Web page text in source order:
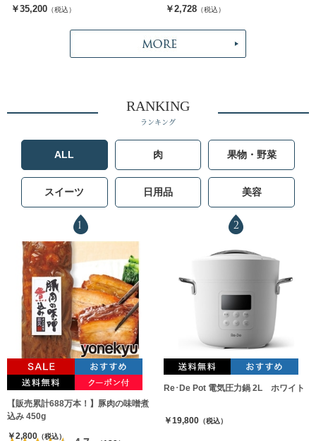
￥35,200 （税込） ￥2,728 （税込）
RANKING
ランキング
ALL 肉 果物・野菜
スイーツ 日用品 美容
1
【販売累計688万本！】豚肉の味噌煮
込み 450g
￥2,800（税込）
2
Re･De Pot 電気圧力鍋 2L ホワイト
￥19,800（税込）